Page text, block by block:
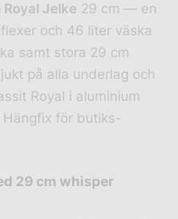
Jelke 29 cm — en
och 46 liter väska
samt stora 29 cm
på alla underlag och
Royal i aluminium
för butiks-
29 cm whisper